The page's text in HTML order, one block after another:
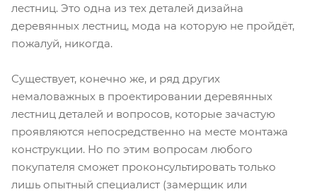
лестниц. Это одна из тех деталей дизайна
деревянных лестниц, мода на которую не пройдёт,
пожалуй, никогда.
Существует, конечно же, и ряд других
немаловажных в проектировании деревянных
лестниц деталей и вопросов, которые зачастую
проявляются непосредственно на месте монтажа
конструкции. Но по этим вопросам любого
покупателя сможет проконсультировать только
лишь опытный специалист (замерщик или